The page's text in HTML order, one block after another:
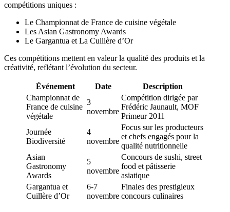
compétitions uniques :
Le Championnat de France de cuisine végétale
Les Asian Gastronomy Awards
Le Gargantua et La Cuillère d’Or
Ces compétitions mettent en valeur la qualité des produits et la
créativité, reflétant l’évolution du secteur.
Événement Date
Description
Championnat de
France de cuisine
végétale
3
novembre
Compétition dirigée par
Frédéric Jaunault, MOF
Primeur 2011
Journée
Biodiversité
4
novembre
Focus sur les producteurs
et chefs engagés pour la
qualité nutritionnelle
Asian
Gastronomy
Awards
5
novembre
Concours de sushi, street
food et pâtisserie
asiatique
Gargantua et
Cuillère d’Or
6-7
novembre
Finales des prestigieux
concours culinaires